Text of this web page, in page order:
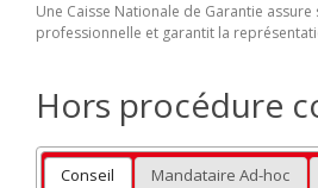
Une Caisse Nationale de Garantie
professionnelle et garantit la
Hors procédure
Conseil Mandataire Ad-hoc